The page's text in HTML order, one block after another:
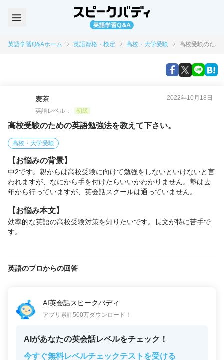
英語学習Q&Aホーム 英語資格・検定 高校・大学受験 高校受験のため
麦茶
2022年10月18日
英語レベル：
初級
高校受験のための英語勉強法を教えて下さい。
高校・大学受験
【お悩みの背景】
中2です。親からは高校受験に向けて勉強をしないといけないと言
われますが、なにから手を付けたらいいかわかりません。塾は去
年から行っていますが、英会話スクールは通っていません。
【お悩み本文】
効率的な英語の高校受験対策を知りたいです。長文が特に苦手で
す。
英語のプロからの回答
AI英会話スピークバディ
アプリ累計500万ダウンロード！
AIがあなたの英会話レベルをチェック！
今すぐ無料レベルチェックテストを受ける